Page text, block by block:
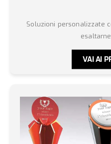
Soluzioni personalizzate
VAI AI